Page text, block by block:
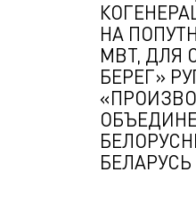
НА
МВТ, ДЛЯ
БЕРЕГ»
БЕЛАРУСЬ